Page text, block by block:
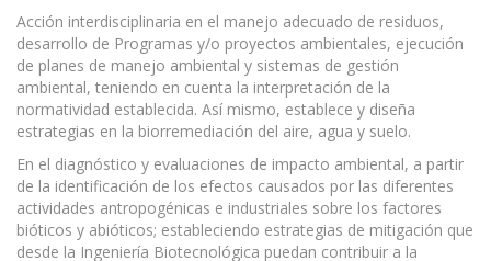
Acción interdisciplinaria en el manejo adecuado de residuos,
desarrollo de Programas y/o proyectos ambientales, ejecución
de planes de manejo ambiental y sistemas de gestión
ambiental, teniendo en cuenta la interpretación de la
normatividad establecida. Así mismo, establece y diseña
estrategias en la biorremediación del aire, agua y suelo.
En el diagnóstico y evaluaciones de impacto ambiental, a partir
de la identificación de los efectos causados por las diferentes
actividades antropogénicas e industriales sobre los factores
bióticos y abióticos; estableciendo estrategias de mitigación que
desde la Ingeniería Biotecnológica puedan contribuir a la